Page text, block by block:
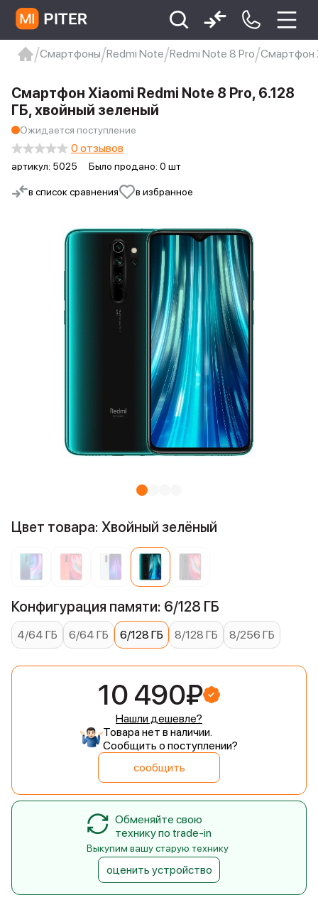
Xiaomi 9 про
xiaomi redmi 12c
Смартфоны Redmi Note Redmi Note 8 Pro Смартфон
в список сравнения в избранное
Смартфон Xiaomi Redmi Note 8 Pro, 6.128
ГБ, хвойный зеленый
Ожидается поступление
артикул: 5025 Было продано: 0 шт
0 отзывов
Цвет товара: Хвойный зелёный
Конфигурация памяти: 6/128 ГБ
4/64 ГБ 6/64 ГБ 6/128 ГБ 8/128 ГБ 8/256 ГБ
10 490₽
Нашли дешевле?
Товара нет в наличии.
Сообщить о поступлении?
сообщить
Обменяйте свою
технику по trade-in
Выкупим вашу старую технику
оценить устройство